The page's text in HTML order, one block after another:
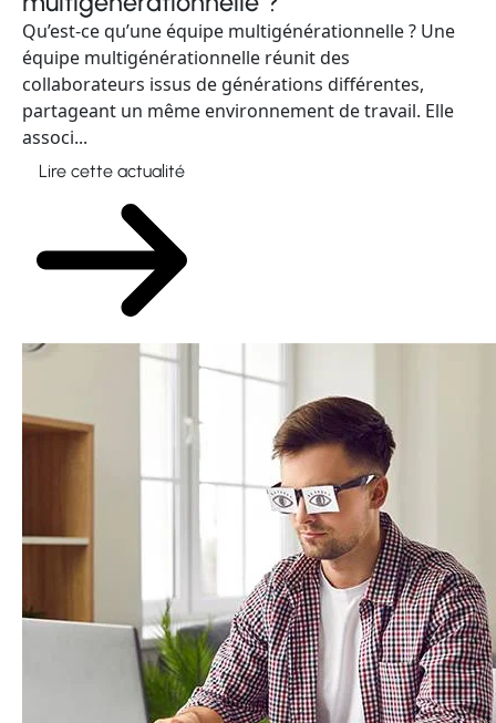
Qu’est-ce qu’une équipe multigénérationnelle ? Une
équipe multigénérationnelle réunit des
collaborateurs issus de générations différentes,
partageant un même environnement de travail. Elle
associ...
Lire cette actualité